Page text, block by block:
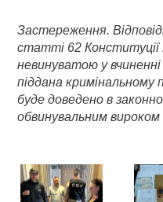
Застереження.
статті 62 Конституції
невинуватою у
піддана кримінальному
буде доведено в
обвинувальним вироком